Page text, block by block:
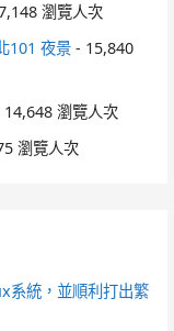
瀏覽人次
101 夜景 - 15,840
14,648 瀏覽人次
瀏覽人次
統，並順利打出繁